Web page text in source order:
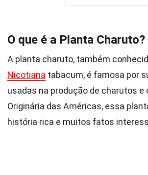
O que é a Planta Charuto?
A planta charuto, também
Nicotiana tabacum, é famosa por
usadas na produção de charutos e
Originária das Américas, essa
história rica e muitos fatos